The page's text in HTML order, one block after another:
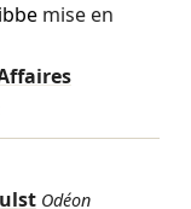
mise en
Odéon